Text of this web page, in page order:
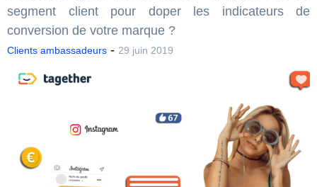
segment client pour doper les indicateurs de
conversion de votre marque ?
Clients ambassadeurs - 29 juin 2019